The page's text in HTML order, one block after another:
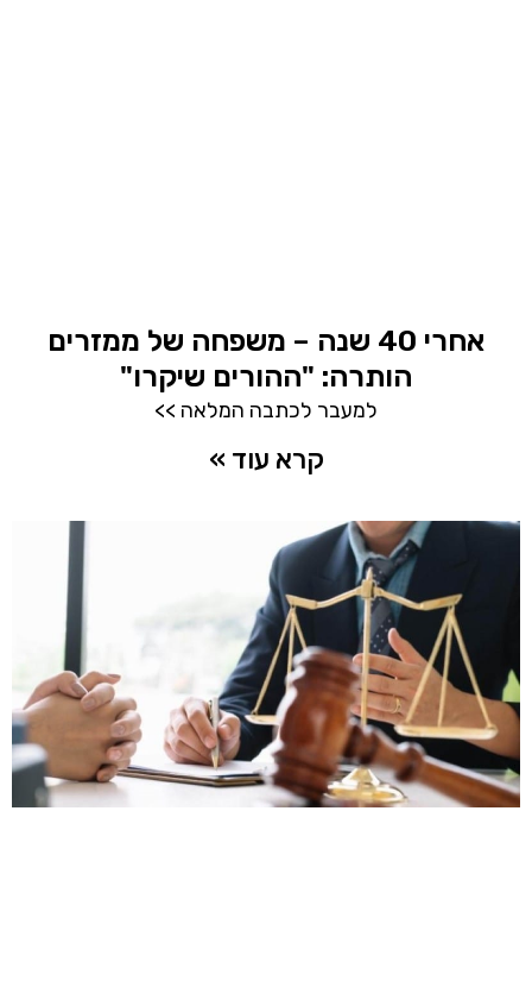
אחרי 40 שנה – משפחה של ממזרים
הותרה: "ההורים שיקרו"
למעבר לכתבה המלאה >>
קרא עוד »